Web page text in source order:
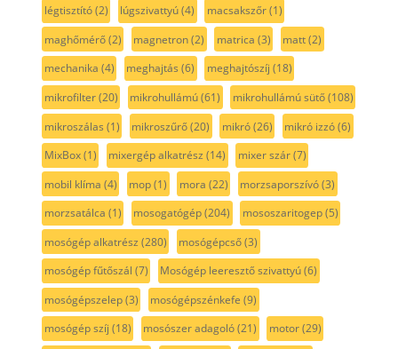
légtisztító(2) lúgszivattyú(4) macsakszőr(1)
maghőmérő(2) magnetron(2) matrica (3) matt(2)
mechanika (4) meghajtás (6) meghajtószíj (18)
mikrofilter(20) mikrohullámú(61) mikrohullámú sütő(108)
mikroszálas (1) mikroszűrő(20) mikró(26) mikró izzó(6)
MixBox(1) mixergép alkatrész (14) mixer szár(7)
mobil klíma (4) mop(1) mora (22) morzsaporszívó(3)
morzsatálca (1) mosogatógép(204) mososzaritogep(5)
mosógép alkatrész (280) mosógépcső(3)
mosógép fűtőszál (7) Mosógép leeresztő szivattyú(6)
mosógépszelep(3) mosógépszénkefe (9)
mosógép szíj (18) mosószer adagoló(21) motor(29)